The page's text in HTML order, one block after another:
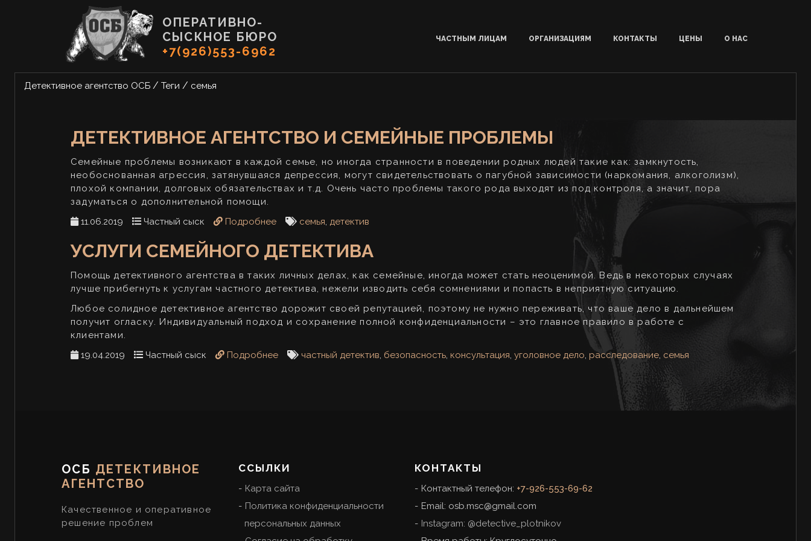
ОПЕРАТИВНО-
СЫСКНОЕ БЮРО
+7(926)553-6962
ЧАСТНЫМ ЛИЦАМ ОРГАНИЗАЦИЯМ КОНТАКТЫ ЦЕНЫ О НАС
Детективное агентство ОСБ / Теги / семья
ДЕТЕКТИВНОЕ АГЕНТСТВО И СЕМЕЙНЫЕ ПРОБЛЕМЫ
Семейные проблемы возникают в каждой семье, но иногда странности в поведении родных людей такие как: замкнутость,
необоснованная агрессия, затянувшаяся депрессия, могут свидетельствовать о пагубной зависимости (наркомания, алкоголизм),
плохой компании, долговых обязательствах и т.д. Очень часто проблемы такого рода выходят из под контроля, а значит, пора
задуматься о дополнительной помощи.
11.06.2019
Частный сыск Подробнее семья, детектив
УСЛУГИ СЕМЕЙНОГО ДЕТЕКТИВА
Помощь детективного агентства в таких личных делах, как семейные, иногда может стать неоценимой. Ведь в некоторых случаях
лучше прибегнуть к услугам частного детектива, нежели изводить себя сомнениями и попасть в неприятную ситуацию.
Любое солидное детективное агентство дорожит своей репутацией, поэтому не нужно переживать, что ваше дело в дальнейшем
получит огласку. Индивидуальный подход и сохранение полной конфиденциальности – это главное правило в работе с
клиентами.
19.04.2019
Частный сыск Подробнее частный детектив, безопасность, консультация, уголовное дело, расследование, семья
ОСБ ДЕТЕКТИВНОЕ
АГЕНТСТВО
Качественное и оперативное
решение проблем
ССЫЛКИ
Карта сайта
Политика конфиденциальности
персональных данных
КОНТАКТЫ
Контактный телефон: +7-926-553-69-62
Email: osb.msc@gmail.com
Instagram: @detective_plotnikov